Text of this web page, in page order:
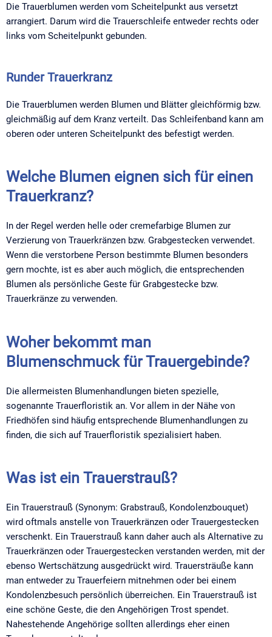
Die Trauerblumen werden vom Scheitelpunkt aus versetzt
arrangiert. Darum wird die Trauerschleife entweder rechts oder
links vom Scheitelpunkt gebunden.
Runder Trauerkranz
Die Trauerblumen werden Blumen und Blätter gleichförmig bzw.
gleichmäßig auf dem Kranz verteilt. Das Schleifenband kann am
oberen oder unteren Scheitelpunkt des befestigt werden.
Welche Blumen eignen sich für einen
Trauerkranz?
In der Regel werden helle oder cremefarbige Blumen zur
Verzierung von Trauerkränzen bzw. Grabgestecken verwendet.
Wenn die verstorbene Person bestimmte Blumen besonders
gern mochte, ist es aber auch möglich, die entsprechenden
Blumen als persönliche Geste für Grabgestecke bzw.
Trauerkränze zu verwenden.
Woher bekommt man
Blumenschmuck für Trauergebinde?
Die allermeisten Blumenhandlungen bieten spezielle,
sogenannte Trauerfloristik an. Vor allem in der Nähe von
Friedhöfen sind häufig entsprechende Blumenhandlungen zu
finden, die sich auf Trauerfloristik spezialisiert haben.
Was ist ein Trauerstrauß?
Ein Trauerstrauß (Synonym: Grabstrauß, Kondolenzbouquet)
wird oftmals anstelle von Trauerkränzen oder Trauergestecken
verschenkt. Ein Trauerstrauß kann daher auch als Alternative zu
Trauerkränzen oder Trauergestecken verstanden werden, mit der
ebenso Wertschätzung ausgedrückt wird. Trauersträuße kann
man entweder zu Trauerfeiern mitnehmen oder bei einem
Kondolenzbesuch persönlich überreichen. Ein Trauerstrauß ist
eine schöne Geste, die den Angehörigen Trost spendet.
Nahestehende Angehörige sollten allerdings eher einen